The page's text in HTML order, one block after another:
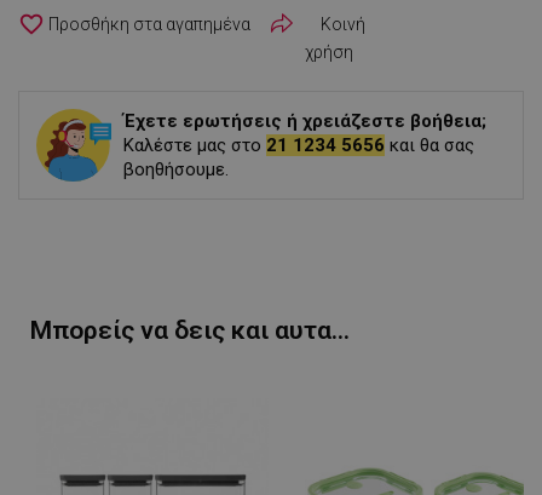
favorite_border
Κοινή
χρήση
Έχετε ερωτήσεις ή χρειάζεστε βοήθεια;
Καλέστε μας στο 21 1234 5656 και θα σας
βοηθήσουμε.
Μπορείς να δεις και αυτα...